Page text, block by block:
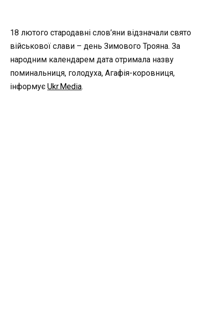
18 лютого стародавні слов’яни відзначали свято
військової слави – день Зимового Трояна. За
народним календарем дата отримала назву
поминальниця, голодуха, Агафія-коровниця,
інформує Ukr.Media.